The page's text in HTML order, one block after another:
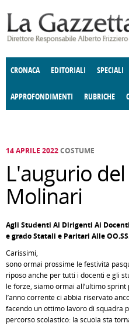
CRONACA EDITORIALI SPECIALI
APPROFONDIMENTI
E SPETTACOLI POLITICA
RUBRICHE
DELLE IDEE FATTI DELLO SPIRITO
14 APRILE 2022COSTUME
L'augurio
Molinari
Agli Studenti Ai Dirigenti Ai
e grado Statali e Paritari Alle
Carissimi,
sono ormai prossime le festività
riposo anche per tutti i docenti e gli
le forze, siamo ormai all’ultimo
l’anno corrente ci abbia riservato
facendo un ottimo lavoro di squadra
percorso scolastico: la scuola sta